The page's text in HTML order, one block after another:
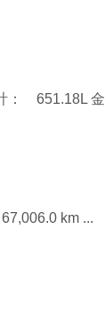
： 651.18L 金
km ...